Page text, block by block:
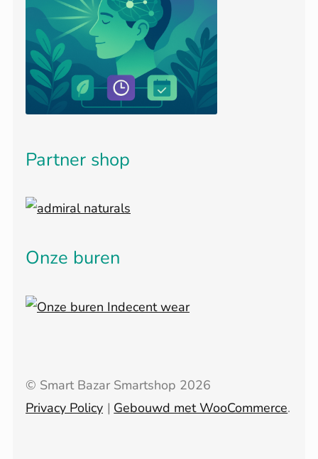
Partner shop
Onze buren
© Smart Bazar Smartshop 2026
Privacy Policy
Gebouwd met WooCommerce.